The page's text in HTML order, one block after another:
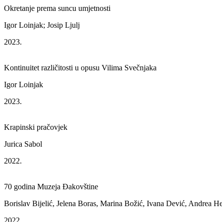
Okretanje prema suncu umjetnosti
Igor Loinjak; Josip Ljulj
2023.
Kontinuitet različitosti u opusu Vilima Svečnjaka
Igor Loinjak
2023.
Krapinski pračovjek
Jurica Sabol
2022.
70 godina Muzeja Đakovštine
Borislav Bijelić, Jelena Boras, Marina Božić, Ivana Dević, Andrea
2022.